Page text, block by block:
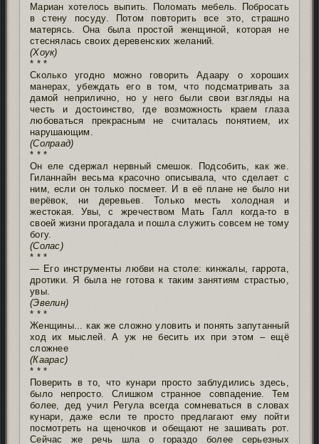
Мариан хотелось выпить. Поломать мебель. Побросать
в стену посуду. Потом повторить все это, страшно
матерясь. Она была простой женщиной, которая не
стеснялась своих деревенских желаний.
(Хоук)
* * *
Сколько угодно можно говорить Адаару о хороших
манерах, убеждать его в том, что подсматривать за
дамой неприлично, но у него были свои взгляды на
честь и достоинство, где возможность краем глаза
любоваться прекрасным не считалась понятием, их
нарушающим.
(Солраад)
* * *
Он еле сдержал нервный смешок. Подсобить, как же.
Гиланнайн весьма красочно описывала, что сделает с
ним, если он только посмеет. И в её плане не было ни
верёвок, ни деревьев. Только месть холодная и
жестокая. Увы, с жречеством Мать Галл когда-то в
своей жизни прогадала и пошла служить совсем не тому
богу.
(Солас)
* * *
— Его инструменты любви на столе: кинжалы, гаррота,
дротики. Я была не готова к таким занятиям страстью,
увы.
(Эвелин)
* * *
Женщины... как же сложно уловить и понять запутанный
ход их мыслей. А уж не бесить их при этом – ещё
сложнее
(Каарас)
* * *
Поверить в то, что кунари просто заблудились здесь,
было непросто. Слишком странное совпадение. Тем
более, дед учил Регула всегда сомневаться в словах
кунари, даже если те просто предлагают ему пойти
посмотреть на щеночков и обещают не зашивать рот.
Сейчас же речь шла о гораздо более серьезных